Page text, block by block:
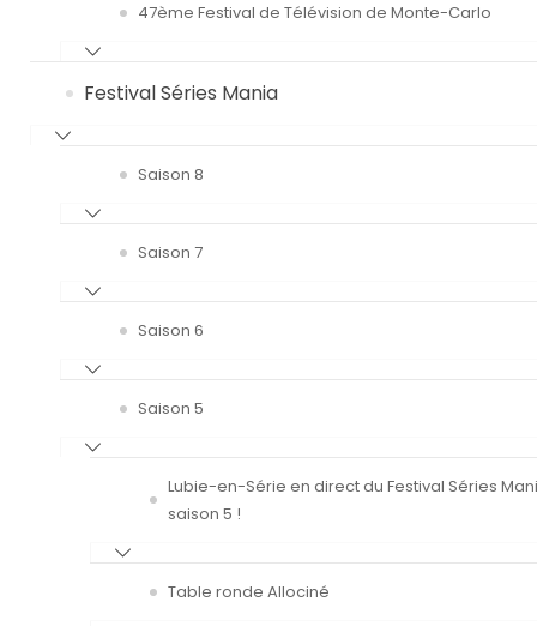
47ème Festival de Télévision de Monte-Carlo
Festival Séries Mania
Saison 8
Saison 7
Saison 6
Saison 5
Lubie-en-Série en direct du Festival Séries
saison 5 !
Table ronde Allociné